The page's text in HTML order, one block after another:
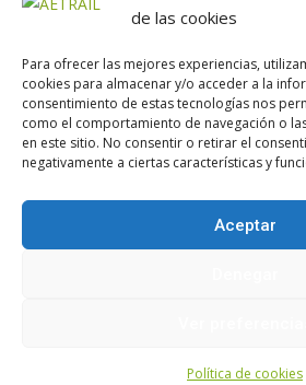
de las cookies
Para ofrecer las mejores experiencias,
cookies para almacenar y/o acceder a la
consentimiento de estas tecnologías nos
como el comportamiento de navegación o
en este sitio. No consentir o retirar el
negativamente a ciertas características y
Aceptar
Política de cookies
Calle Daoiz, 12,
Aviso legal